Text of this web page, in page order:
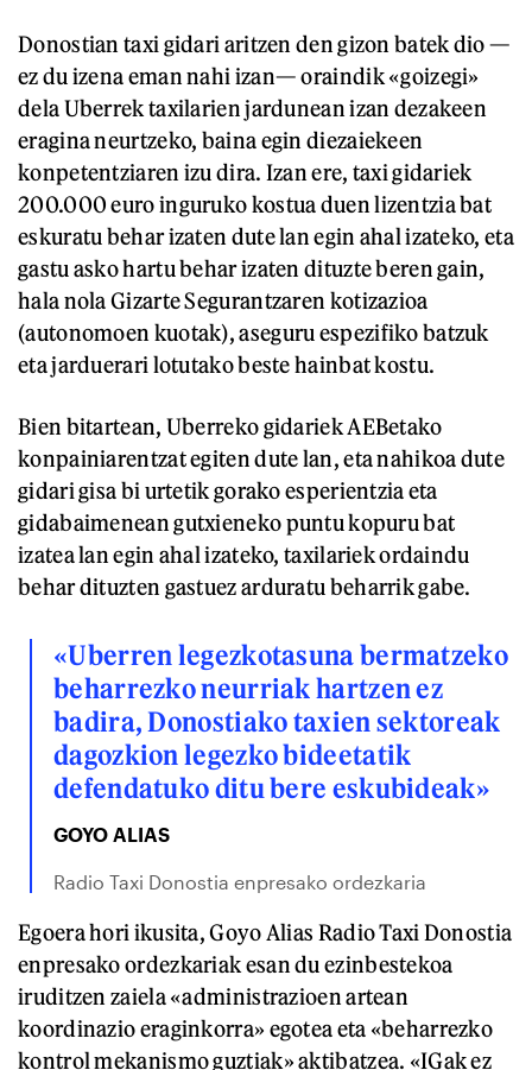
Donostian taxi gidari aritzen den gizon batek dio —
ez du izena eman nahi izan— oraindik «goizegi»
dela Uberrek taxilarien jardunean izan dezakeen
eragina neurtzeko, baina egin diezaiekeen
konpetentziaren izu dira. Izan ere, taxi gidariek
200.000 euro inguruko kostua duen lizentzia bat
eskuratu behar izaten dute lan egin ahal izateko, eta
gastu asko hartu behar izaten dituzte beren gain,
hala nola Gizarte Segurantzaren kotizazioa
(autonomoen kuotak), aseguru espezifiko batzuk
eta jarduerari lotutako beste hainbat kostu.
Bien bitartean, Uberreko gidariek AEBetako
konpainiarentzat egiten dute lan, eta nahikoa dute
gidari gisa bi urtetik gorako esperientzia eta
gidabaimenean gutxieneko puntu kopuru bat
izatea lan egin ahal izateko, taxilariek ordaindu
behar dituzten gastuez arduratu beharrik gabe.
«Uberren legezkotasuna bermatzeko
beharrezko neurriak hartzen ez
badira, Donostiako taxien sektoreak
dagozkion legezko bideetatik
defendatuko ditu bere eskubideak»
GOYO ALIAS
Radio Taxi Donostia enpresako ordezkaria
Egoera hori ikusita, Goyo Alias Radio Taxi Donostia
enpresako ordezkariak esan du ezinbestekoa
iruditzen zaiela «administrazioen artean
koordinazio eraginkorra» egotea eta «beharrezko
kontrol mekanismo guztiak» aktibatzea. «IGak ez